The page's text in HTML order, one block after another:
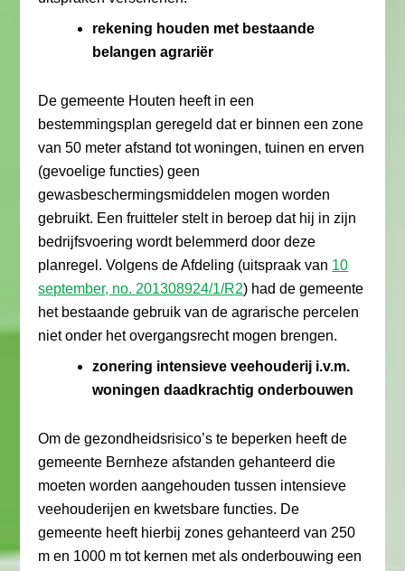
rekening houden met bestaande
belangen agrariër
De gemeente Houten heeft in een
bestemmingsplan geregeld dat er binnen een zone
van 50 meter afstand tot woningen, tuinen en erven
(gevoelige functies) geen
gewasbeschermingsmiddelen mogen worden
gebruikt. Een fruitteler stelt in beroep dat hij in zijn
bedrijfsvoering wordt belemmerd door deze
planregel. Volgens de Afdeling (uitspraak van 10
september, no. 201308924/1/R2) had de gemeente
het bestaande gebruik van de agrarische percelen
niet onder het overgangsrecht mogen brengen.
zonering intensieve veehouderij i.v.m.
woningen daadkrachtig onderbouwen
Om de gezondheidsrisico’s te beperken heeft de
gemeente Bernheze afstanden gehanteerd die
moeten worden aangehouden tussen intensieve
veehouderijen en kwetsbare functies. De
gemeente heeft hierbij zones gehanteerd van 250
m en 1000 m tot kernen met als onderbouwing een